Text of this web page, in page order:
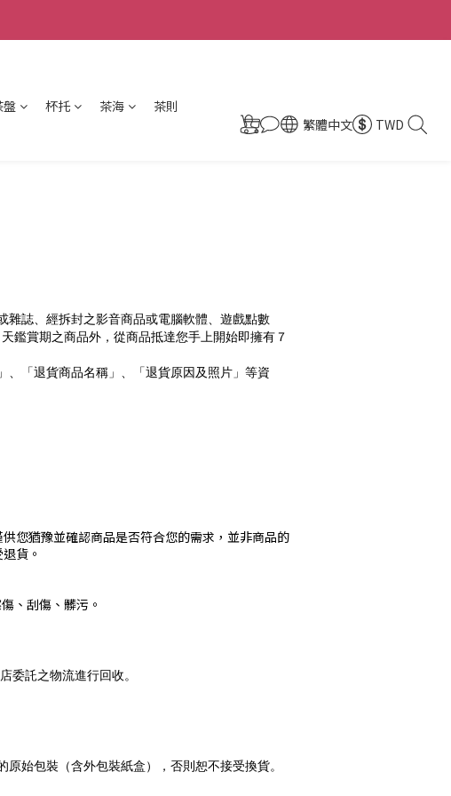
盤 杯托 茶海 茶則
繁體中文 TWD
雜誌、經拆封之影音商品或電腦軟體、遊戲點數
鑑賞期之商品外，從商品抵達您手上開始即擁有７
「退貨商品名稱」、「退貨原因及照片」等資
您猶豫並確認商品是否符合您的需求，並非商品的
貨。
、刮傷、髒污。
託之物流進行回收。
始包裝（含外包裝紙盒），否則恕不接受換貨。